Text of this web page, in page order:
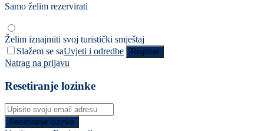
Samo želim rezervirati
Želim iznajmiti svoj turistički smještaj
Slažem se saUvjeti i odredbe Register
Natrag na prijavu
Resetiranje lozinke
Resetiranje lozinke